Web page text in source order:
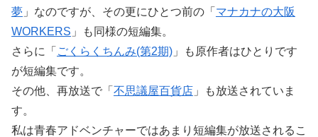
夢 」なのですが、その更にひとつ前の「 マナカナの大阪
WORKERS 」も同様の短編集。
さらに「 ごくらくちんみ(第2期) 」も原作者はひとりです
が短編集です。
その他、再放送で「 不思議屋百貨店 」も放送されていま
す。
私は青春アドベンチャーではあまり短編集が放送されるこ